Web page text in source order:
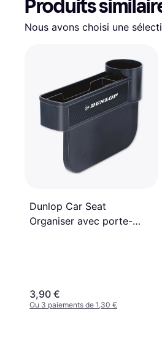
Produits
Nous avons choisi une
Dunlop Car Seat
Organiser avec porte-
3,90 €
Ou 3 paiements de 1,30 €